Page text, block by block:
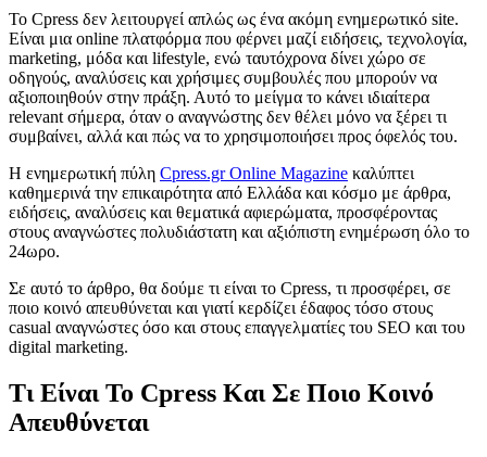
Το Cpress δεν λειτουργεί απλώς ως ένα ακόμη ενημερωτικό site.
Είναι μια online πλατφόρμα που φέρνει μαζί ειδήσεις, τεχνολογία,
marketing, μόδα και lifestyle, ενώ ταυτόχρονα δίνει χώρο σε
οδηγούς, αναλύσεις και χρήσιμες συμβουλές που μπορούν να
αξιοποιηθούν στην πράξη. Αυτό το μείγμα το κάνει ιδιαίτερα
relevant σήμερα, όταν ο αναγνώστης δεν θέλει μόνο να ξέρει τι
συμβαίνει, αλλά και πώς να το χρησιμοποιήσει προς όφελός του.
Η ενημερωτική πύλη Cpress.gr Online Magazine καλύπτει
καθημερινά την επικαιρότητα από Ελλάδα και κόσμο με άρθρα,
ειδήσεις, αναλύσεις και θεματικά αφιερώματα, προσφέροντας
στους αναγνώστες πολυδιάστατη και αξιόπιστη ενημέρωση όλο το
24ωρο.
Σε αυτό το άρθρο, θα δούμε τι είναι το Cpress, τι προσφέρει, σε
ποιο κοινό απευθύνεται και γιατί κερδίζει έδαφος τόσο στους
casual αναγνώστες όσο και στους επαγγελματίες του SEO και του
digital marketing.
Τι Είναι Το Cpress Και Σε Ποιο Κοινό
Απευθύνεται